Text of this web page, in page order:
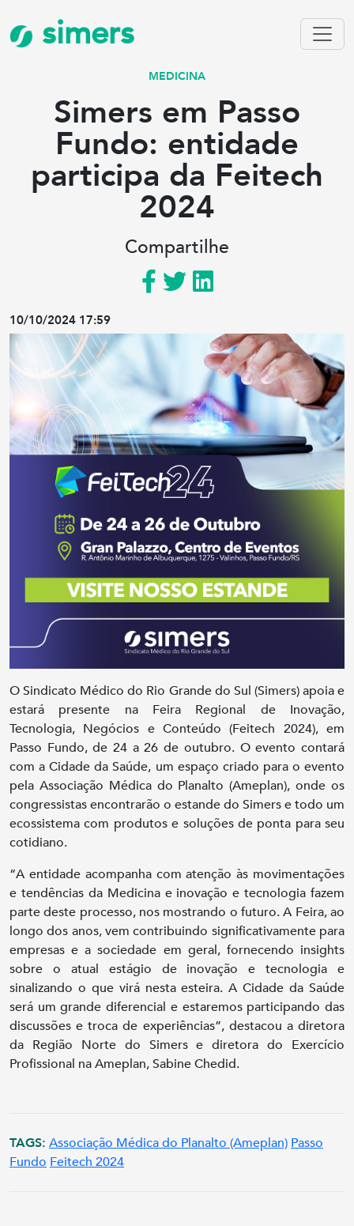
simers
MEDICINA
Simers em Passo
Fundo: entidade
participa da Feitech
2024
Compartilhe
10/10/2024 17:59
O Sindicato Médico do Rio Grande do Sul (Simers) apoia e
estará presente na Feira Regional de Inovação,
Tecnologia, Negócios e Conteúdo (Feitech 2024), em
Passo Fundo, de 24 a 26 de outubro. O evento contará
com a Cidade da Saúde, um espaço criado para o evento
pela Associação Médica do Planalto (Ameplan), onde os
congressistas encontrarão o estande do Simers e todo um
ecossistema com produtos e soluções de ponta para seu
cotidiano.
“A entidade acompanha com atenção às movimentações
e tendências da Medicina e inovação e tecnologia fazem
parte deste processo, nos mostrando o futuro. A Feira, ao
longo dos anos, vem contribuindo significativamente para
empresas e a sociedade em geral, fornecendo insights
sobre o atual estágio de inovação e tecnologia e
sinalizando o que virá nesta esteira. A Cidade da Saúde
será um grande diferencial e estaremos participando das
discussões e troca de experiências”, destacou a diretora
da Região Norte do Simers e diretora do Exercício
Profissional na Ameplan, Sabine Chedid.
TAGS: Associação Médica do Planalto (Ameplan) Passo
Fundo Feitech 2024